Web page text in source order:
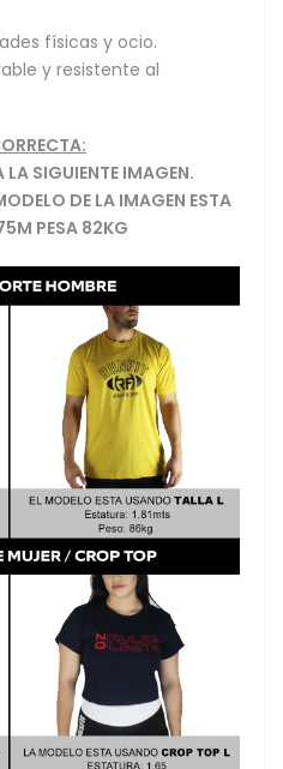
físicas y ocio.
y resistente al
SIGUIENTE IMAGEN.
DE LA IMAGEN ESTA
PESA 82KG